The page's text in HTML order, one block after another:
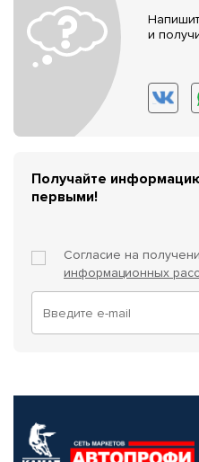
и
Получайте
первыми!
Согласие на
информационных